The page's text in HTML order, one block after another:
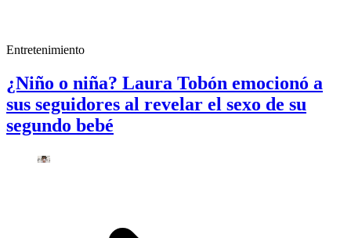
Entretenimiento
¿Niño o niña? Laura Tobón emocionó a
sus seguidores al revelar el sexo de su
segundo bebé